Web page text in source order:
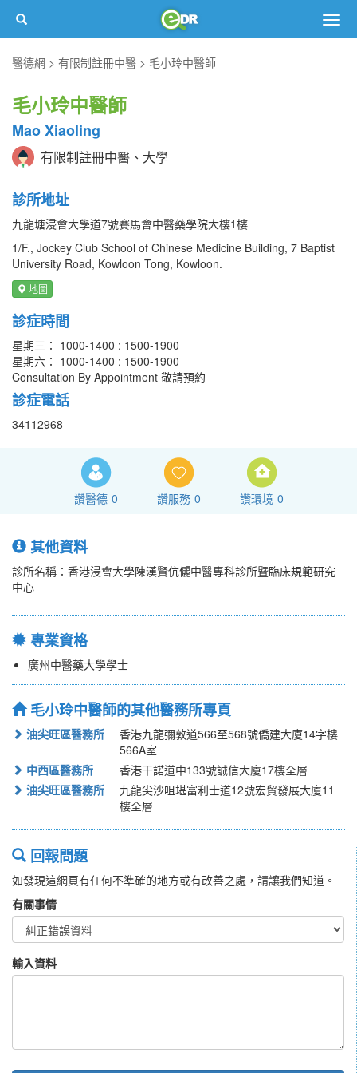
醫德網
有限制註冊中醫 毛小玲中醫師
毛小玲中醫師
Mao Xiaoling
有限制註冊中醫、大學
診所地址
九龍塘浸會大學道7號賽馬會中醫藥學院大樓1樓
1/F., Jockey Club School of Chinese Medicine Building, 7 Baptist
University Road, Kowloon Tong, Kowloon.
地圖
診症時間
星期三： 1000-1400 : 1500-1900
星期六： 1000-1400 : 1500-1900
Consultation By Appointment 敬請預約
診症電話
34112968
讚醫德 0 讚服務 0 讚環境 0
其他資料
診所名稱：香港浸會大學陳漢賢伉儷中醫專科診所暨臨床規範研究
中心
專業資格
廣州中醫藥大學學士
毛小玲中醫師的其他醫務所專頁
油尖旺區醫務所
香港九龍彌敦道566至568號僑建大廈14字樓
566A室
中西區醫務所
香港干諾道中133號誠信大廈17樓全層
油尖旺區醫務所
九龍尖沙咀堪富利士道12號宏貿發展大廈11
樓全層
回報問題
如發現這網頁有任何不準確的地方或有改善之處，請讓我們知道。
有關事情
輸入資料